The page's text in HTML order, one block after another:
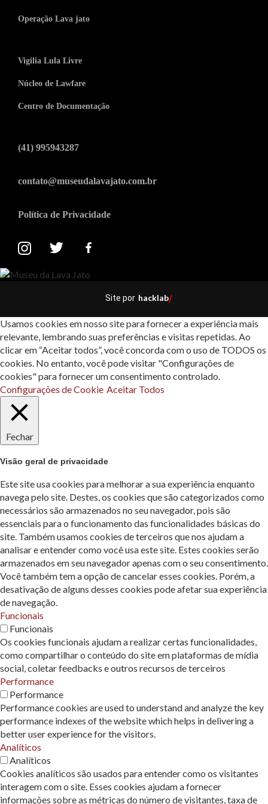
Operação Lava jato
Vigilia Lula Livre
Núcleo de Lawfare
Centro de Documentação
(41) 995943287
contato@museudalavajato.com.br
Política de Privacidade
Site por hacklab/
Usamos cookies em nosso site para fornecer a experiência mais
relevante, lembrando suas preferências e visitas repetidas. Ao
clicar em “Aceitar todos”, você concorda com o uso de TODOS os
cookies. No entanto, você pode visitar "Configurações de
cookies" para fornecer um consentimento controlado.
Configurações de Cookie Aceitar Todos
Fechar
Visão geral de privacidade
Este site usa cookies para melhorar a sua experiência enquanto
navega pelo site. Destes, os cookies que são categorizados como
necessários são armazenados no seu navegador, pois são
essenciais para o funcionamento das funcionalidades básicas do
site. Também usamos cookies de terceiros que nos ajudam a
analisar e entender como você usa este site. Estes cookies serão
armazenados em seu navegador apenas com o seu consentimento.
Você também tem a opção de cancelar esses cookies. Porém, a
desativação de alguns desses cookies pode afetar sua experiência
de navegação.
Funcionais
Funcionais
Os cookies funcionais ajudam a realizar certas funcionalidades,
como compartilhar o conteúdo do site em plataformas de mídia
social, coletar feedbacks e outros recursos de terceiros
Performance
Performance
Performance cookies are used to understand and analyze the key
performance indexes of the website which helps in delivering a
better user experience for the visitors.
Analíticos
Analíticos
Cookies analíticos são usados ​​para entender como os visitantes
interagem com o site. Esses cookies ajudam a fornecer
informações sobre as métricas do número de visitantes, taxa de